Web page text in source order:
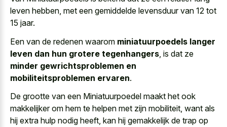
leven hebben, met een gemiddelde levensduur van 12 tot
15 jaar.
Een van de redenen waarom miniatuurpoedels langer
leven dan hun grotere tegenhangers , is dat ze
minder gewrichtsproblemen en
mobiliteitsproblemen ervaren.
De grootte van een Miniatuurpoedel maakt het ook
makkelijker om hem te helpen met zijn mobiliteit, want als
hij extra hulp nodig heeft, kan hij gemakkelijk de trap op